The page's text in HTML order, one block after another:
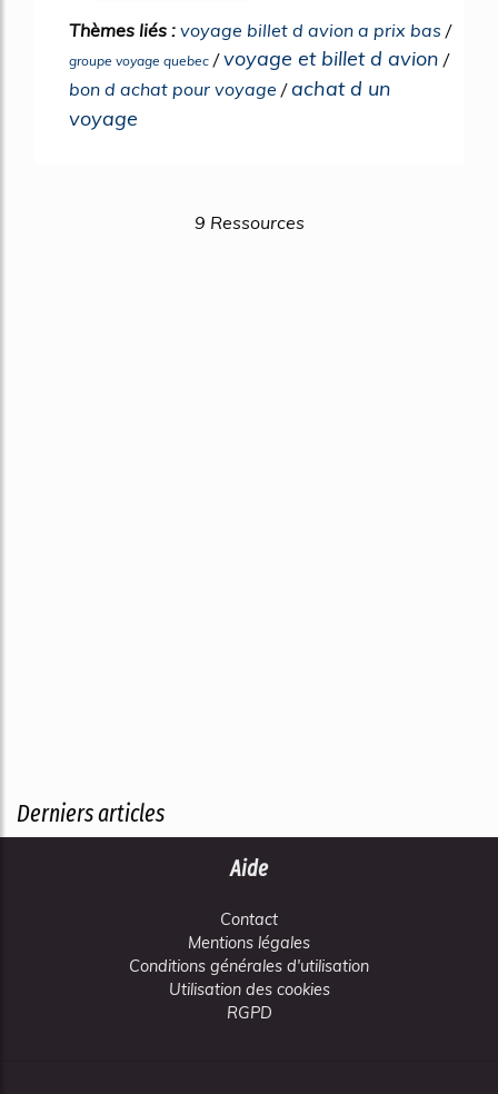
Thèmes liés : voyage billet d avion a prix bas /
groupe voyage quebec /voyage et billet d avion /
bon d achat pour voyage /achat d un
voyage
9 Ressources
Derniers articles
Aide
Contact
Mentions légales
Conditions générales d'utilisation
Utilisation des cookies
RGPD